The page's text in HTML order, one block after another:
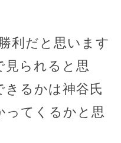
利だと思います
見られると思
きるかは神谷氏
ってくるかと思